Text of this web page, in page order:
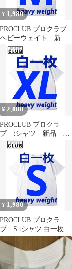
¥ 1,980
PROCLUB プロクラブ
ヘビーウェイト 新
品 tシャツ 新品 M
白一枚
¥ 2,080
PROCLUB プロクラ
ブ tシャツ 新品 半
袖 ヘビーウェイト
白一枚 XL
¥ 1,980
PROCLUB プロクラ
ブ S tシャツ 白一枚
ヘビーウェイト 新
品 半袖